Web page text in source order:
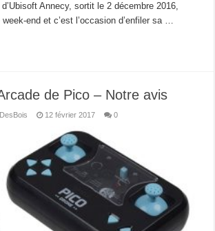
Annecy, sortit le 2 décembre 2016,
end et c’est l’occasion d’enfiler sa …
de Pico – Notre avis
12 février 2017 0